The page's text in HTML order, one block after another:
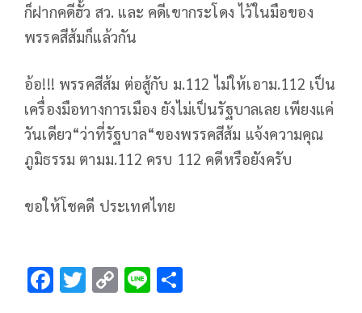
ก็ฝากคดีฮั้ว สว. และ คดีเขากระโดง ไว้ในมือของ
พรรคสีส้มก็แล้วกัน
อ้อ!!! พรรคสีส้ม ต่อสู้กับ ม.112 ไม่ให้เอาม.112 เป็น
เครื่องมือทางการเมือง ยังไม่เป็นรัฐบาลเลย เพียงแค่
วันเดียว“ว่าที่รัฐบาล“ของพรรคสีส้ม แจ้งความคุณ
ภูมิธรรม ตามม.112 ครบ 112 คดีหรือยังครับ
ขอให้โชคดี ประเทศไทย
F T C Li